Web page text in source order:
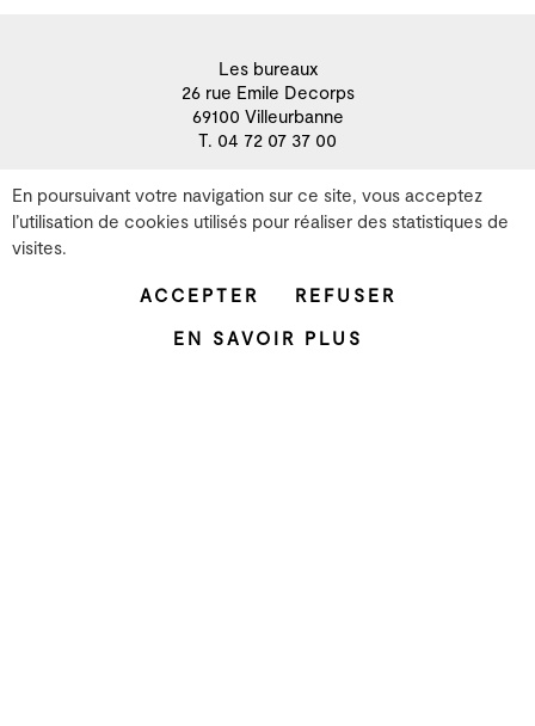
En poursuivant votre navigation sur ce site, vous acceptez
l’utilisation de cookies utilisés pour réaliser des statistiques de
visites.
ACCEPTER
REFUSER
EN SAVOIR PLUS
Les bureaux
26 rue Emile Decorps
69100 Villeurbanne
T. 04 72 07 37 00
Contactez-nous
Les studios
T. 04 72 07 37 00
Le projet